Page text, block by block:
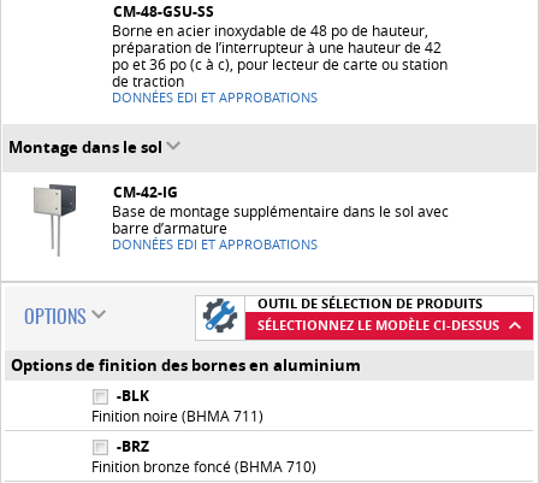
CM-48-GSU-SS
Borne en acier inoxydable de 48 po de hauteur,
préparation de l’interrupteur à une hauteur de 42
po et 36 po (c à c), pour lecteur de carte ou station
de traction
DONNÉES EDI ET APPROBATIONS
Montage dans le sol
CM-42-IG
Base de montage supplémentaire dans le sol avec
barre d’armature
DONNÉES EDI ET APPROBATIONS
OPTIONS
OUTIL DE SÉLECTION DE PRODUITS
SÉLECTIONNEZ LE MODÈLE CI-DESSUS
Options de finition des bornes en aluminium
-BLK
Finition noire (BHMA 711)
-BRZ
Finition bronze foncé (BHMA 710)